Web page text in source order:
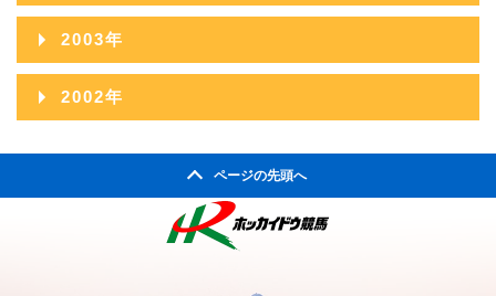
2013年01月
2012年02月
2012年01月
2011年03月
2011年02月
2010年05月
2010年03月
2009年06月
2009年05月
2009年03月
2008年07月
2008年06月
2008年05月
2007年08月
2007年07月
2006年10月
2006年09月
2006年08月
2005年11月
2005年10月
2005年09月
2005年08月
2005年07月
2004年12月
2004年11月
2004年10月
2003年
2003年12月
2002年
ページの先頭へ